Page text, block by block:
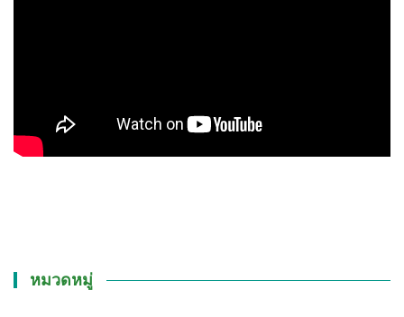
หมวดหมู่